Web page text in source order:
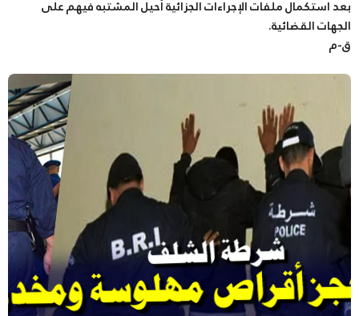
بعد استكمال ملفات الإجراءات الجزائية أحيل المشتبه فيهم على
الجهات القضائية.
ق-م